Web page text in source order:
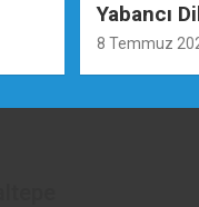
Yabancı
8 Temmuz